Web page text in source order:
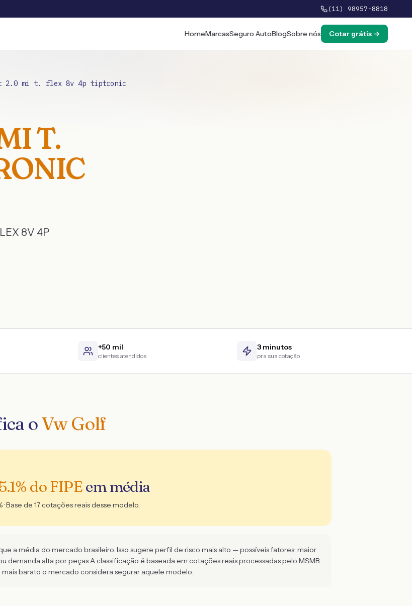
(11) 98957-8818
HomeMarcasSeguro AutoBlogSobre nós Cotar grátis →
2.0 mi t. flex 8v 4p tiptronic
T.
8V 4P
+50 mil
clientes atendidos
3 minutos
pra sua cotação
oVw Golf
5.1% do FIPEem média
· Base de 17cotações reais desse modelo.
a média do mercado brasileiro. Isso sugere perfil de risco mais alto — possíveis fatores: maior
demanda alta por peças.A classificação é baseada em cotações reais processadas pelo MSMB
barato o mercado considera segurar aquele modelo.